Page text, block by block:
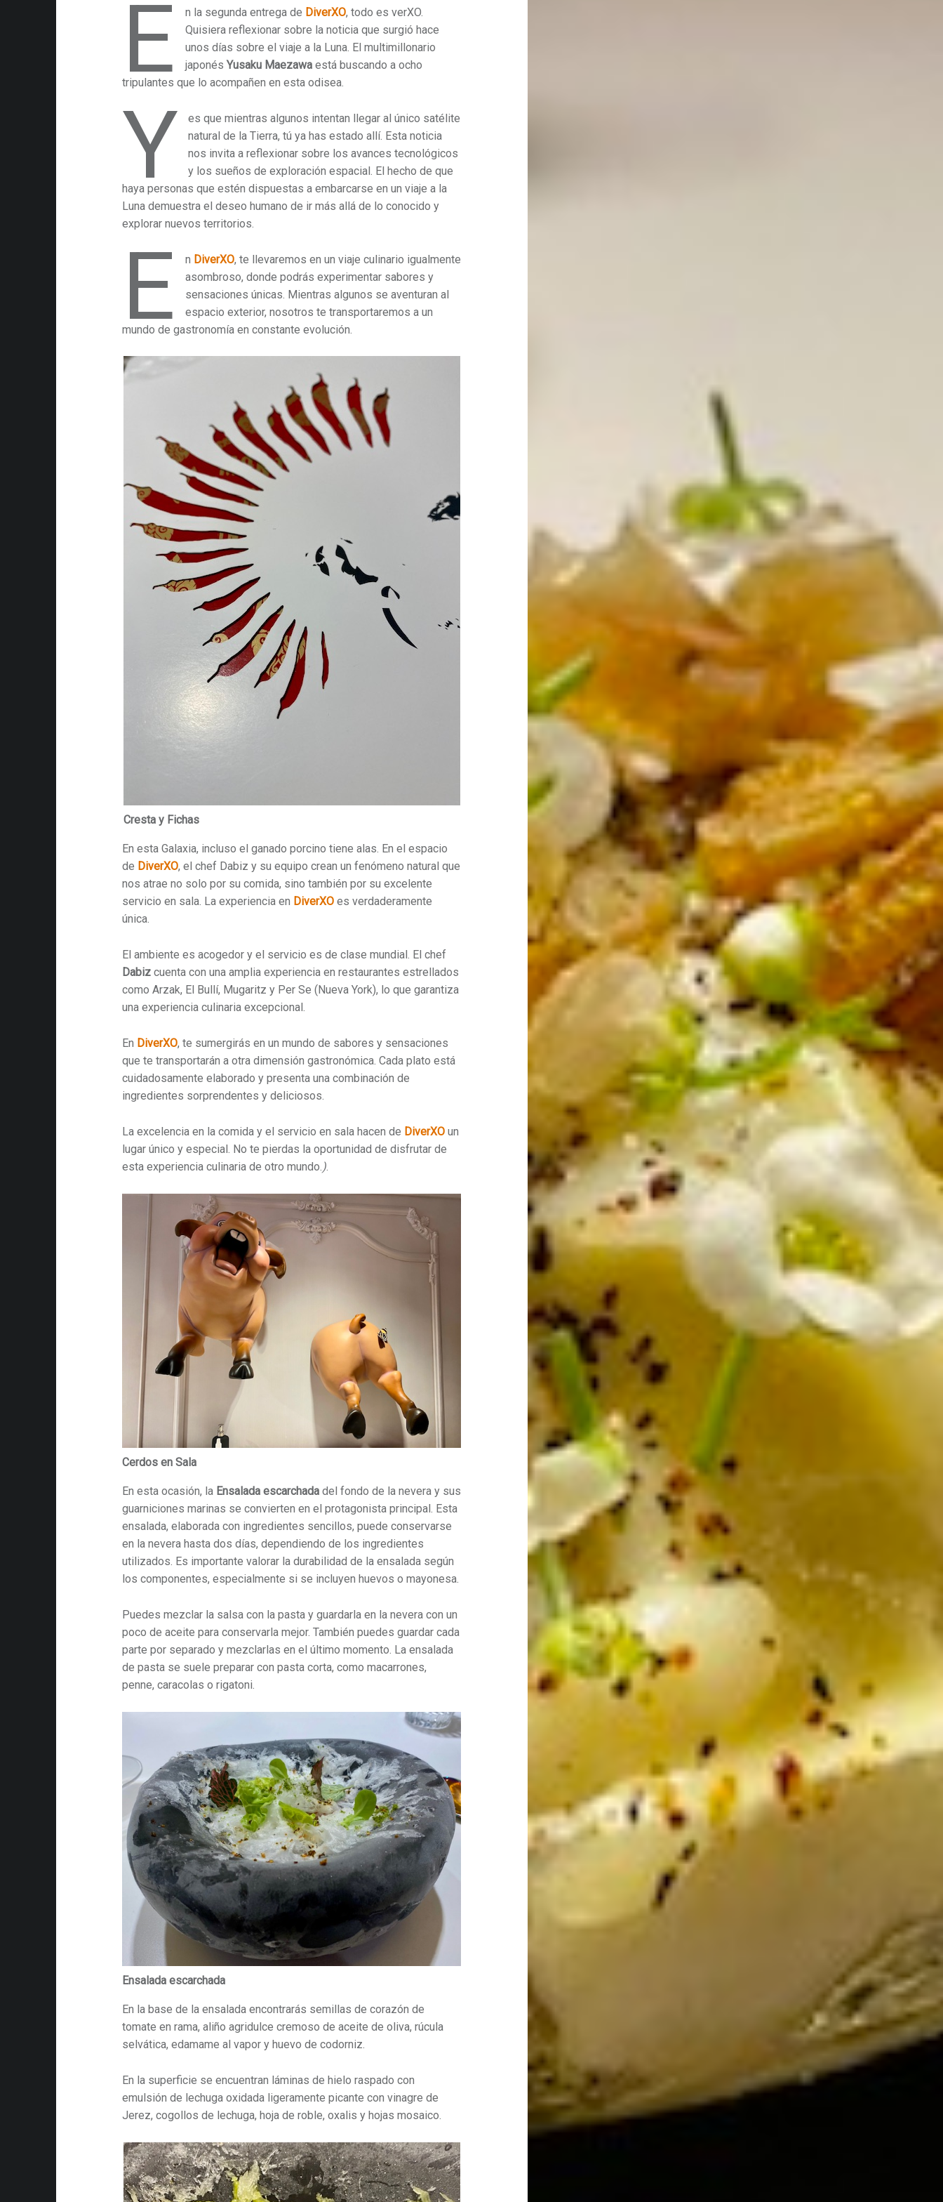
E n la segunda entrega de DiverXO, todo es verXO.
Quisiera reflexionar sobre la noticia que surgió hace
unos días sobre el viaje a la Luna. El multimillonario
japonésYusaku Maezawaestá buscando a ocho
tripulantes que lo acompañen en esta odisea.
Y
es que mientras algunos intentan llegar al único satélite
natural de la Tierra, tú ya has estado allí. Esta noticia
nos invita a reflexionar sobre los avances tecnológicos
y los sueños de exploración espacial. El hecho de que
haya personas que estén dispuestas a embarcarse en un viaje a la
Luna demuestra el deseo humano de ir más allá de lo conocido y
explorar nuevos territorios.
E n DiverXO, te llevaremos en un viaje culinario igualmente
asombroso, donde podrás experimentar sabores y
sensaciones únicas. Mientras algunos se aventuran al
espacio exterior, nosotros te transportaremos a un
mundo de gastronomía en constante evolución.
Cresta y Fichas
En esta Galaxia, incluso el ganado porcino tiene alas. En el espacio
de DiverXO, el chef Dabiz y su equipo crean un fenómeno natural que
nos atrae no solo por su comida, sino también por su excelente
servicio en sala. La experiencia en DiverXO es verdaderamente
única.
El ambiente es acogedor y el servicio es de clase mundial. El chef
Dabiz cuenta con una amplia experiencia en restaurantes estrellados
como Arzak, El Bullí, Mugaritz y Per Se (Nueva York), lo que garantiza
una experiencia culinaria excepcional.
En DiverXO, te sumergirás en un mundo de sabores y sensaciones
que te transportarán a otra dimensión gastronómica. Cada plato está
cuidadosamente elaborado y presenta una combinación de
ingredientes sorprendentes y deliciosos.
La excelencia en la comida y el servicio en sala hacen de DiverXO un
lugar único y especial. No te pierdas la oportunidad de disfrutar de
esta experiencia culinaria de otro mundo.).
Cerdos en Sala
En esta ocasión, la Ensalada escarchada del fondo de la nevera y sus
guarniciones marinas se convierten en el protagonista principal. Esta
ensalada, elaborada con ingredientes sencillos, puede conservarse
en la nevera hasta dos días, dependiendo de los ingredientes
utilizados. Es importante valorar la durabilidad de la ensalada según
los componentes, especialmente si se incluyen huevos o mayonesa.
Puedes mezclar la salsa con la pasta y guardarla en la nevera con un
poco de aceite para conservarla mejor. También puedes guardar cada
parte por separado y mezclarlas en el último momento. La ensalada
de pasta se suele preparar con pasta corta, como macarrones,
penne, caracolas o rigatoni.
Ensalada escarchada
En la base de la ensalada encontrarás semillas de corazón de
tomate en rama, aliño agridulce cremoso de aceite de oliva, rúcula
selvática, edamame al vapor y huevo de codorniz.
En la superficie se encuentran láminas de hielo raspado con
emulsión de lechuga oxidada ligeramente picante con vinagre de
Jerez, cogollos de lechuga, hoja de roble, oxalis y hojas mosaico.